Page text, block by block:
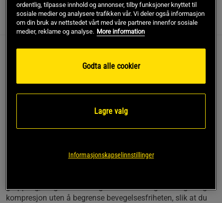
Informasjon Anmeldelser
Jiu-Jitsu og MMA. Bruk dem alene eller under
treningsbukser eller shorts for komfort og beskyttelse
mot brennemerker fra matten.
Lett og fleksibelt materiale
kompresjon uten å begrense bevegelsesfriheten, slik at du
ordentlig, tilpasse innhold og annonser, tilby funksjoner knyttet til
sosiale medier og analysere trafikken vår. Vi deler også informasjon
om din bruk av nettstedet vårt med våre partnere innenfor sosiale
medier, reklame og analyse. More information
Godta alle cookier
Lagre valg
Informasjonskapselinnstillinger